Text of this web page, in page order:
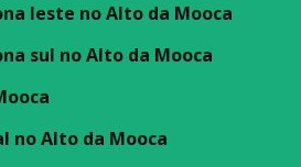
leste no Alto da Mooca
sul no Alto da Mooca
no Alto da Mooca